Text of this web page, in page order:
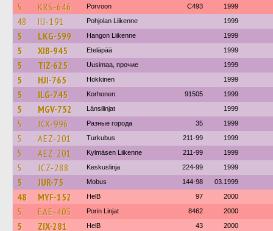
5 KRS-646 Porvoon C493 1999
48 IIJ-191 Pohjolan Liikenne 1999
5 LKG-599 Hangon Liikenne 1999
5 XIB-945 Eteläpää 1999
5 TIZ-625 Uusimaa, прочие 1999
5 HJI-765 Hokkinen 1999
5 ILG-745 Korhonen 91505 1999
5 MGV-752 Länsilinjat 1999
5 JCX-996 Разные города 35 1999
5 AEZ-201 Turkubus 211-99 1999
5 AEZ-201 Kylmäsen Liikenne 211-99 1999
5 JCZ-288 Keskuslinja 224-99 1999
5 JUR-75 Mobus 144-98 03.1999
48 MYF-152 HelB 97 2000
5 EAE-405 Porin Linjat 8462 2000
5 ZIX-281 HelB 43 2000